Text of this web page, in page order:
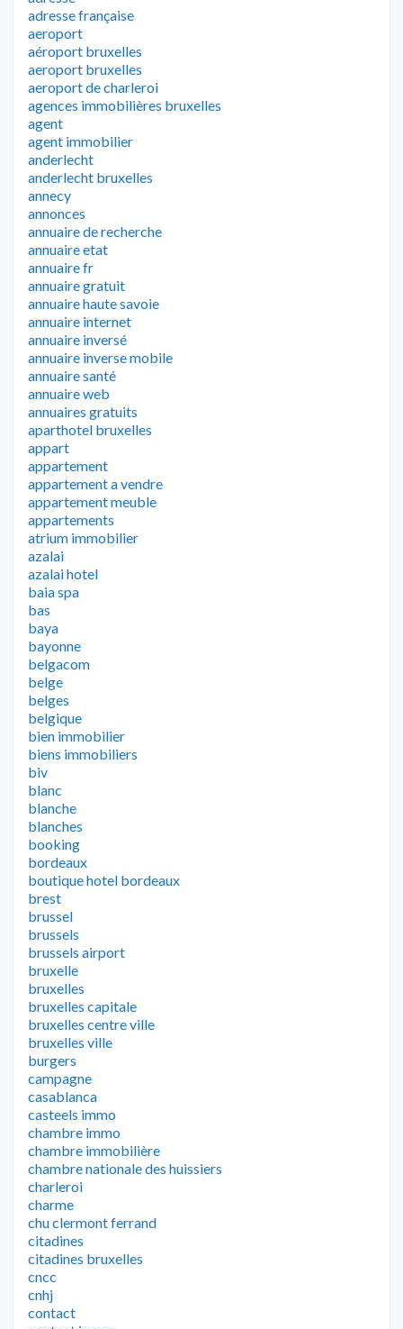
adresse française
aeroport
aéroport bruxelles
aeroport bruxelles
aeroport de charleroi
agences immobilières bruxelles
agent
agent immobilier
anderlecht
anderlecht bruxelles
annecy
annonces
annuaire de recherche
annuaire etat
annuaire fr
annuaire gratuit
annuaire haute savoie
annuaire internet
annuaire inversé
annuaire inverse mobile
annuaire santé
annuaire web
annuaires gratuits
aparthotel bruxelles
appart
appartement
appartement a vendre
appartement meuble
appartements
atrium immobilier
azalai
azalai hotel
baia spa
bas
baya
bayonne
belgacom
belge
belges
belgique
bien immobilier
biens immobiliers
biv
blanc
blanche
blanches
booking
bordeaux
boutique hotel bordeaux
brest
brussel
brussels
brussels airport
bruxelle
bruxelles
bruxelles capitale
bruxelles centre ville
bruxelles ville
burgers
campagne
casablanca
casteels immo
chambre immo
chambre immobilière
chambre nationale des huissiers
charleroi
charme
chu clermont ferrand
citadines
citadines bruxelles
cncc
cnhj
contact